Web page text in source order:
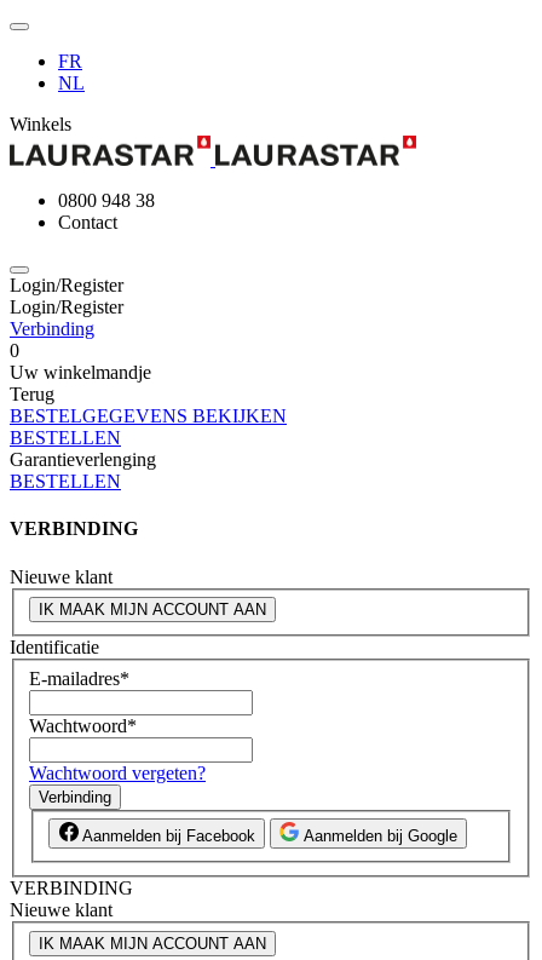
FR
NL
Winkels
0800 948 38
Contact
Login/Register
Login/Register
Verbinding
0
Uw winkelmandje
Terug
BESTELGEGEVENS BEKIJKEN
BESTELLEN
Garantieverlenging
BESTELLEN
VERBINDING
Nieuwe klant
IK MAAK MIJN ACCOUNT AAN
Identificatie
E-mailadres*
Wachtwoord*
Wachtwoord vergeten?
Verbinding
Aanmelden bij Facebook Aanmelden bij Google
VERBINDING
Nieuwe klant
IK MAAK MIJN ACCOUNT AAN